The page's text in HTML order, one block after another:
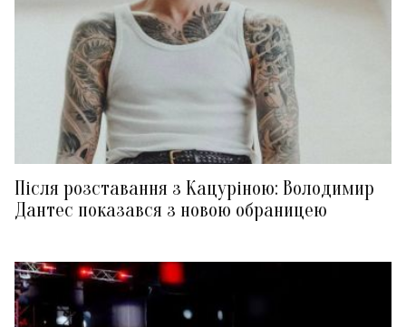
Після розставання з Кацуріною: Володимир
Дантес показався з новою обраницею